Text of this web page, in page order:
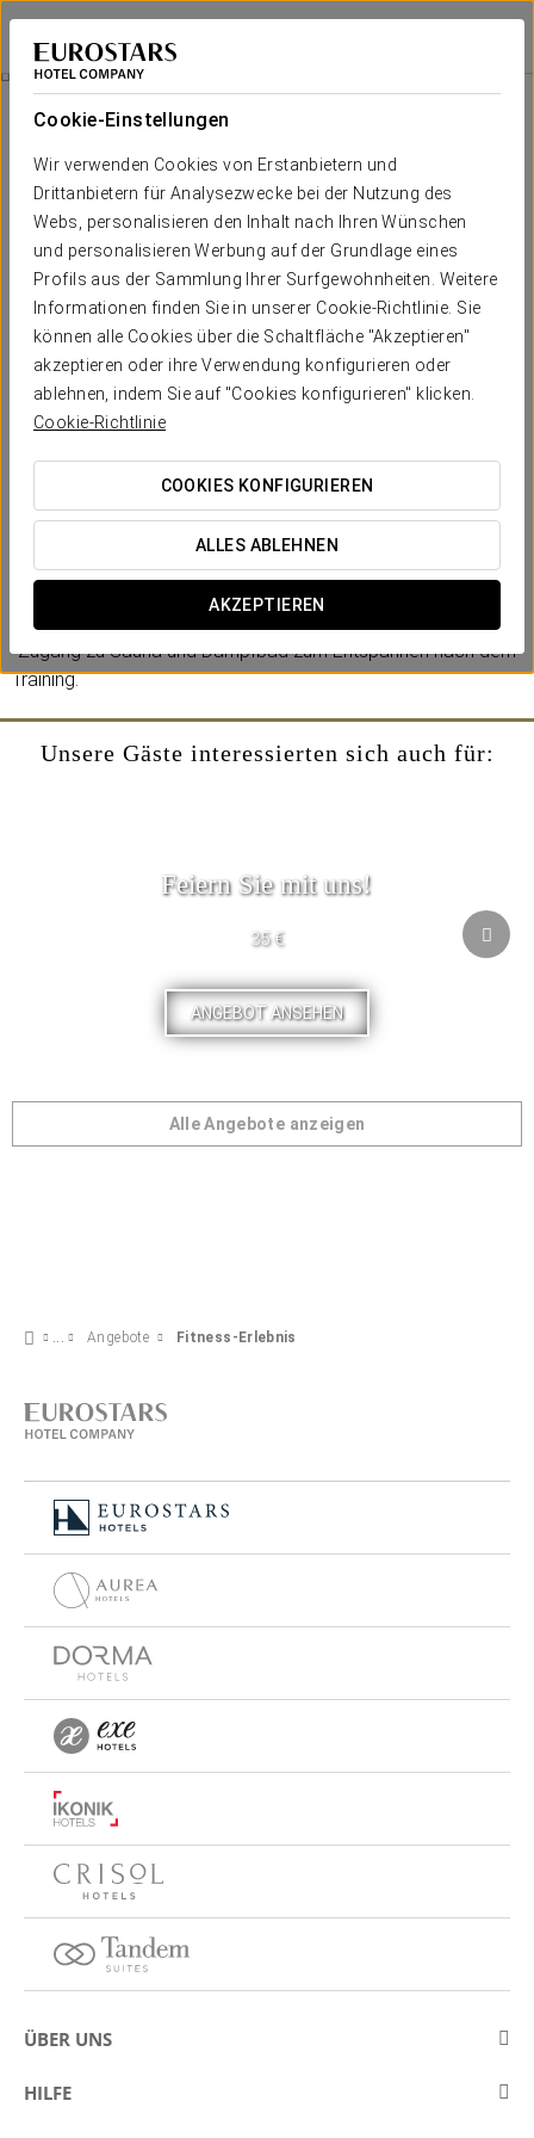
Cookie-Einstellungen
Wir verwenden Cookies von Erstanbietern und
Drittanbietern für Analysezwecke bei der Nutzung des
Webs, personalisieren den Inhalt nach Ihren Wünschen
und personalisieren Werbung auf der Grundlage eines
Profils aus der Sammlung Ihrer Surfgewohnheiten. Weitere
Informationen finden Sie in unserer Cookie-Richtlinie. Sie
können alle Cookies über die Schaltfläche "Akzeptieren"
akzeptieren oder ihre Verwendung konfigurieren oder
ablehnen, indem Sie auf "Cookies konfigurieren" klicken.
Cookie-Richtlinie
COOKIES KONFIGURIEREN
ALLES ABLEHNEN
AKZEPTIEREN
Eurostars Embassy
WIEN
Fitness-Erlebnis
15€
Fitness-Erlebnis
Trainingsroutinen fortsetzen.
-Tageskarte für das Fitnessstudio Stars Fitness.
-Zugang zu den verschiedenen Räumen mit fortschrittlichen
Kraft- und Cardiogeräten.
-Zugang zu Sauna und Dampfbad zum Entspannen nach dem
Training.
Unsere Gäste interessierten sich auch für:
Feiern Sie mit uns!
35 €
ANGEBOT ANSEHEN
Alle Angebote anzeigen
Angebote Fitness-Erlebnis
ÜBER UNS
Über Eurostars Hotel Company
HILFE